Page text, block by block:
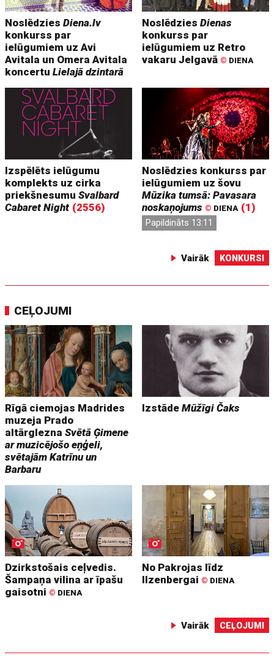
NoslēdziesDiena.lv
konkurss par
ielūgumiem uz Avi
Avitala un Omera Avitala
koncertuLielajā dzintarā
NoslēdziesDienas
konkurss par
ielūgumiem uz Retro
vakaru Jelgavā © DIENA
Izspēlēts ielūgumu
komplekts uz cirka
priekšnesumuSvalbard
Cabaret Night (2556)
Noslēdzies konkurss par
ielūgumiem uz šovu
Mūzika tumsā: Pavasara
noskaņojums © DIENA (1)
Papildināts 13:11
Vairāk KONKURSI
CEĻOJUMI
Rīgā ciemojas Madrides
muzeja Prado
altārgleznaSvētā Ģimene
ar muzicējošo eņģeli,
svētajām Katrīnu un
Barbaru
IzstādeMūžīgi Čaks
Dzirkstošais ceļvedis.
Šampaņa vilina ar īpašu
gaisotni © DIENA
No Pakrojas līdz
Ilzenbergai © DIENA
Vairāk CEĻOJUMI